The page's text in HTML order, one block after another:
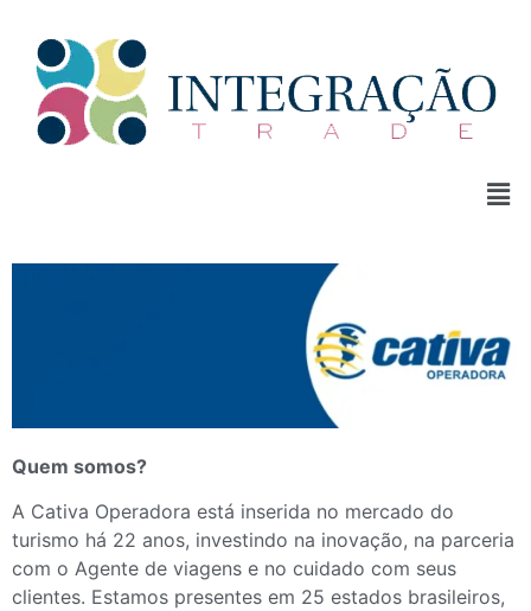
Quem somos?
A Cativa Operadora está inserida no mercado do
turismo há 22 anos, investindo na inovação, na parceria
com o Agente de viagens e no cuidado com seus
clientes. Estamos presentes em 25 estados brasileiros,